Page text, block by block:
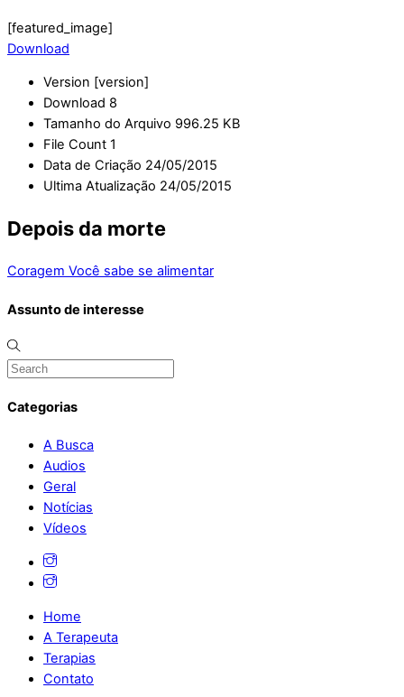
[featured_image]
Download
Version [version]
Download 8
Tamanho do Arquivo 996.25 KB
File Count 1
Data de Criação 24/05/2015
Ultima Atualização 24/05/2015
Depois da morte
Coragem Você sabe se alimentar
Assunto de interesse
Categorias
A Busca
Audios
Geral
Notícias
Vídeos
Home
A Terapeuta
Terapias
Contato